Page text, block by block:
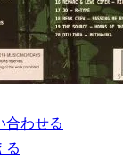
合わせる
る